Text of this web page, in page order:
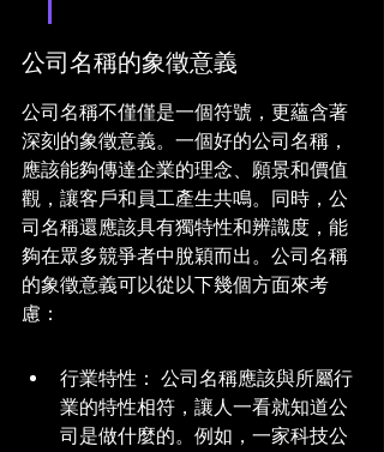
公司名稱的象徵意義
公司名稱不僅僅是一個符號，更蘊含著
深刻的象徵意義。一個好的公司名稱，
應該能夠傳達企業的理念、願景和價值
觀，讓客戶和員工產生共鳴。同時，公
司名稱還應該具有獨特性和辨識度，能
夠在眾多競爭者中脫穎而出。公司名稱
的象徵意義可以從以下幾個方面來考
慮：
行業特性： 公司名稱應該與所屬行
業的特性相符，讓人一看就知道公
司是做什麼的。例如，一家科技公